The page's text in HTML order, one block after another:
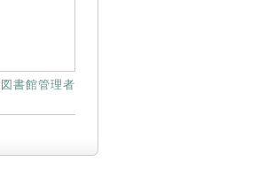
図書館管理者